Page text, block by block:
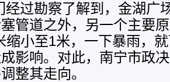
经过勘察了解到，金湖广
管道之外，另一个主要
缩小至1米，一下暴雨，
影响。对此，南宁市政
整其走向。